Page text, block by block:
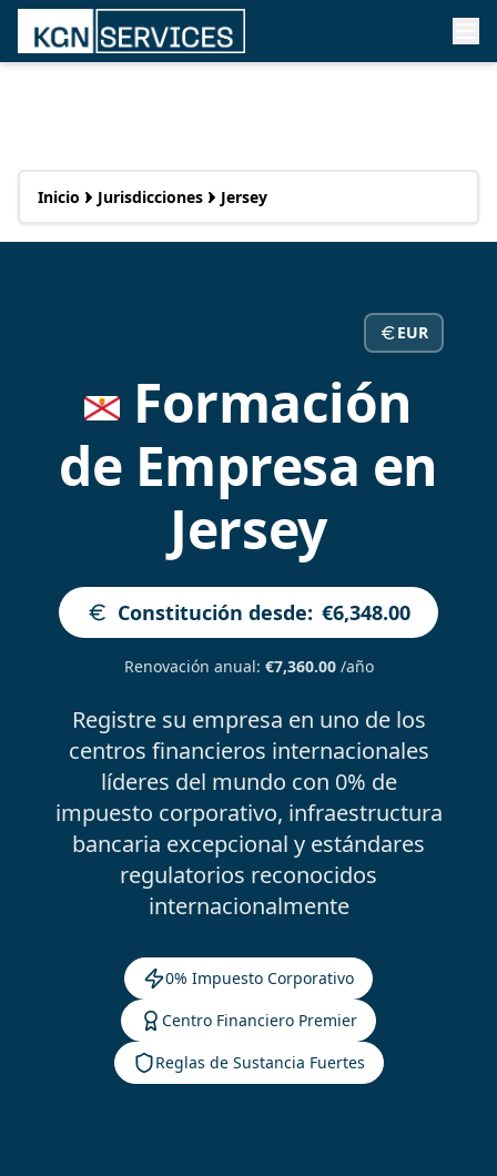
Inicio Jurisdicciones Jersey
EUR
Formación
de Empresa en
Jersey
Constitución desde: €6,348.00
Renovación anual: €7,360.00 /año
Registre su empresa en uno de los
centros financieros internacionales
líderes del mundo con 0% de
impuesto corporativo, infraestructura
bancaria excepcional y estándares
regulatorios reconocidos
internacionalmente
0% Impuesto Corporativo
Centro Financiero Premier
Reglas de Sustancia Fuertes